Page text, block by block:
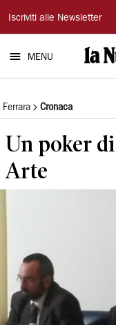
La
Nuova
Ferrara
Iscriviti alle Newsletter
MENU
Ferrara Cronaca
Un poker
Arte